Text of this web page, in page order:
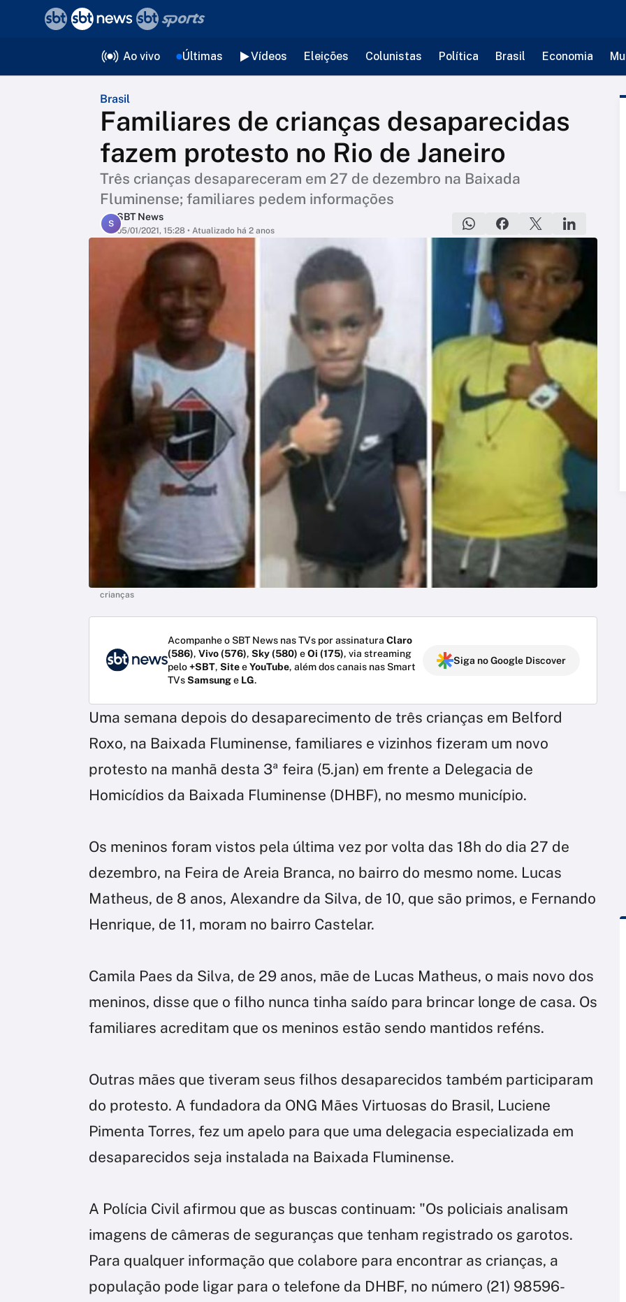
Ao vivo Últimas Vídeos Eleições Colunistas Política Brasil Economia
Brasil
Familiares de crianças desaparecidas
fazem protesto no Rio de Janeiro
Três crianças desapareceram em 27 de dezembro na Baixada
Fluminense; familiares pedem informações
S
SBT News
05/01/2021, 15:28 • Atualizado há 2 anos
crianças
Acompanhe o SBT News nas TVs por assinatura Claro
(586), Vivo (576), Sky (580) eOi (175), via streaming
pelo+SBT, SiteeYouTube, além dos canais nas Smart
TVsSamsunge LG.
Siga no Google Discover
Uma semana depois do desaparecimento de três crianças em Belford
Roxo, na Baixada Fluminense, familiares e vizinhos fizeram um novo
protesto na manhã desta 3ª feira (5.jan) em frente a Delegacia de
Homicídios da Baixada Fluminense (DHBF), no mesmo município.
Os meninos foram vistos pela última vez por volta das 18h do dia 27 de
dezembro, na Feira de Areia Branca, no bairro do mesmo nome. Lucas
Matheus, de 8 anos, Alexandre da Silva, de 10, que são primos, e Fernando
Henrique, de 11, moram no bairro Castelar.
Camila Paes da Silva, de 29 anos, mãe de Lucas Matheus, o mais novo dos
meninos, disse que o filho nunca tinha saído para brincar longe de casa. Os
familiares acreditam que os meninos estão sendo mantidos reféns.
Outras mães que tiveram seus filhos desaparecidos também participaram
do protesto. A fundadora da ONG Mães Virtuosas do Brasil, Luciene
Pimenta Torres, fez um apelo para que uma delegacia especializada em
desaparecidos seja instalada na Baixada Fluminense.
A Polícia Civil afirmou que as buscas continuam: "Os policiais analisam
imagens de câmeras de seguranças que tenham registrado os garotos.
Para qualquer informação que colabore para encontrar as crianças, a
população pode ligar para o telefone da DHBF, no número (21) 98596-
voltar
Editorias